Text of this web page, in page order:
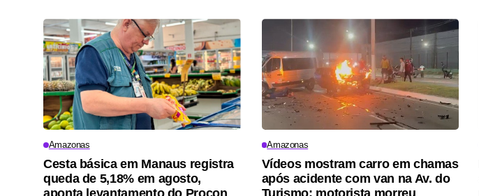
Amazonas
Cesta básica em Manaus registra
queda de 5,18% em agosto,
Amazonas
Vídeos mostram carro em chamas
após acidente com van na Av. do